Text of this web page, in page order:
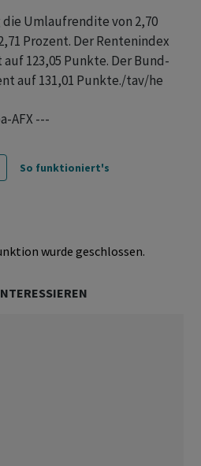
Umlaufrendite von 2,70
Prozent. Der Rentenindex
123,05 Punkte. Der Bund-
auf 131,01 Punkte./tav/he
AFX ---
So funktioniert's
wurde geschlossen.